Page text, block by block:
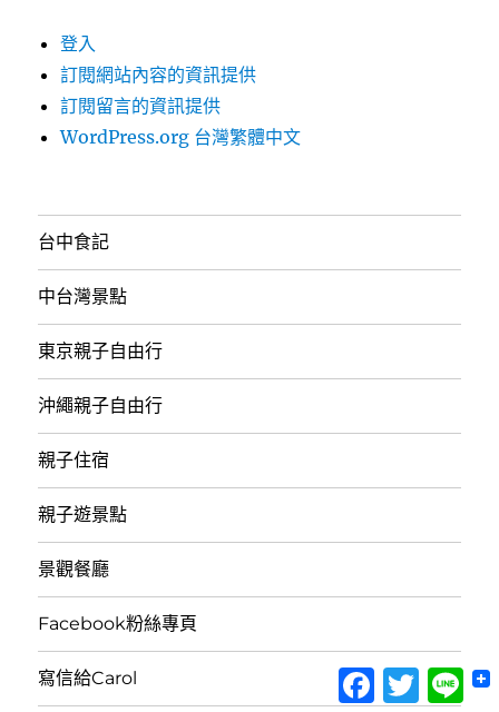
登入
訂閱網站內容的資訊提供
訂閱留言的資訊提供
WordPress.org 台灣繁體中文
台中食記
中台灣景點
東京親子自由行
沖繩親子自由行
親子住宿
親子遊景點
景觀餐廳
Facebook粉絲專頁
寫信給Carol Facebook
Twitter